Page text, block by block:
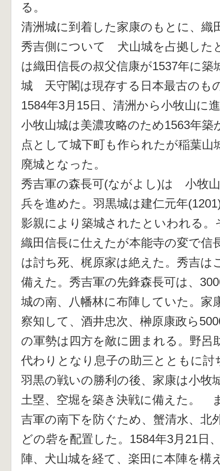
る。
清洲城に到着した家康のもとに、織
秀吉側について 犬山城を占拠した
は織田信長の叔父信康が1537年に築
城 天守閣は現存する日本最古のも
1584年3月15日、清洲から小牧山に
小牧山城は美濃攻略のため1563年築
点として城下町も作られたが稲葉山
廃城となった。
秀吉軍の森長可(ながよし)は 小牧
兵を進めた。羽黒城は建仁元年
影親により築城されたといわれる。
織田信長に仕えたが本能寺の変で信
は討ち死、梶原家は絶えた。秀吉は
備えた。秀吉軍の先鋒森長可は、
城の南、八幡林に布陣していた。家
察知して、酒井忠次、榊原康政ら
の軍勢は四方を敵に囲まれる。野呂
代わりとなり息子の助三とともに討
羽黒の戦いの勝利の後、家康は小
土塁、空堀を築き決戦に備えた。
吉軍の南下を防ぐため、蟹清水、北
どの砦を配置した。1584年3月21日
陣、犬山城を経て、楽田に本陣を構